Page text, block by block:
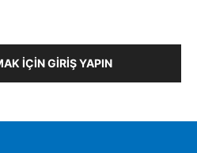
İÇIN GIRIŞ YAPIN